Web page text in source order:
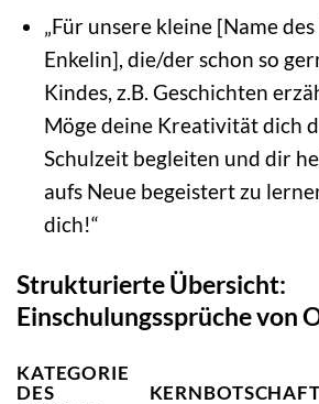
„Für unsere kleine [Name
Enkelin], die/der schon so
Kindes, z.B. Geschichten
Möge deine Kreativität dich
Schulzeit begleiten und dir
aufs Neue begeistert zu
dich!“
Strukturierte Übersicht:
Einschulungssprüche von
KATEGORIE
DES
KERNBOTSCHAFT